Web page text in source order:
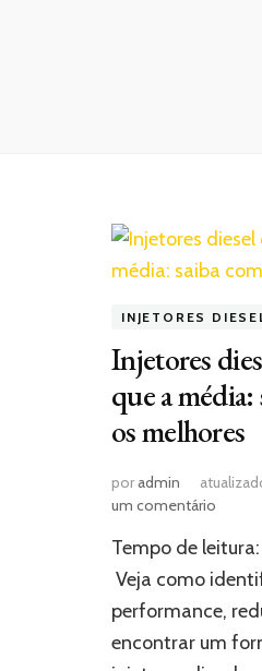
INJETORES
Injetores
que a
os melhores
poradmin
um comentário
diesel
que
mais
que
Tempo de leitura:
Veja como
performance,
encontrar um